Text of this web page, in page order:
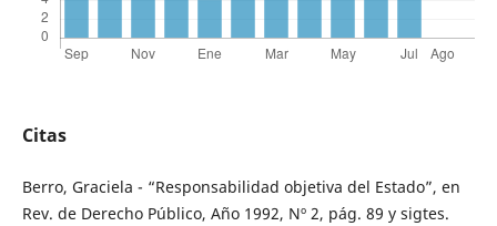
Citas
Berro, Graciela - “Responsabilidad objetiva del Estado”, en
Rev. de Derecho Público, Año 1992, Nº 2, pág. 89 y sigtes.